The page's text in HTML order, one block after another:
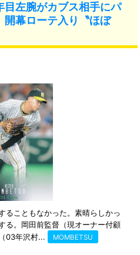
目左腕がカブス相手にパ
幕ローテ入り〝ほぼ
こともなかった。素晴らしかっ
る。岡田前監督（現オーナー付顧
03年沢村...
MOMBETSU